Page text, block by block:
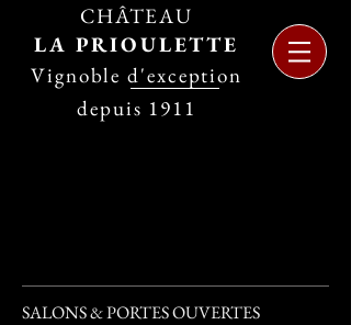
CHÂTEAU
LA PRIOULETTE
Vignoble d'exception
depuis 1911
SALONS & PORTES OUVERTES